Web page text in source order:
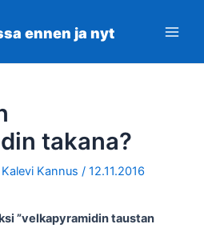
ennen ja nyt
takana?
Kalevi Kannus/12.11.2016
”velkapyramidin taustan